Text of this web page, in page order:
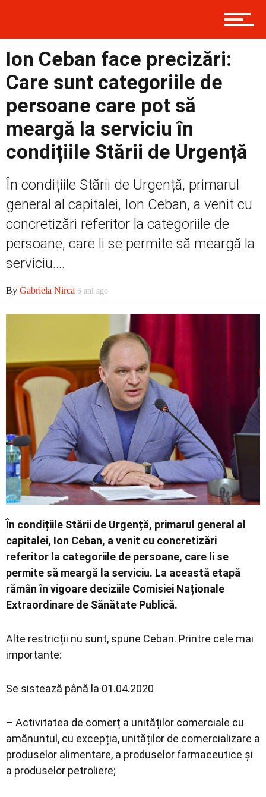
Politică
Externe
Economic
Ion Ceban face precizări:
Care sunt categoriile de
persoane care pot să
meargă la serviciu în
condițiile Stării de Urgență
În condițiile Stării de Urgență, primarul
general al capitalei, Ion Ceban, a venit cu
concretizări referitor la categoriile de
persoane, care li se permite să meargă la
serviciu....
By Gabriela Nirca 6 ani ago
În condițiile Stării de Urgență, primarul general al
capitalei, Ion Ceban, a venit cu concretizări
referitor la categoriile de persoane, care li se
permite să meargă la serviciu. La această etapă
rămân în vigoare deciziile Comisiei Naționale
Extraordinare de Sănătate Publică.
Alte restricții nu sunt, spune Ceban. Printre cele mai
importante:
Se sistează până la 01.04.2020
– Activitatea de comerț a unităților comerciale cu
amănuntul, cu excepția, unităților de comercializare a
produselor alimentare, a produselor farmaceutice și
a produselor petroliere;